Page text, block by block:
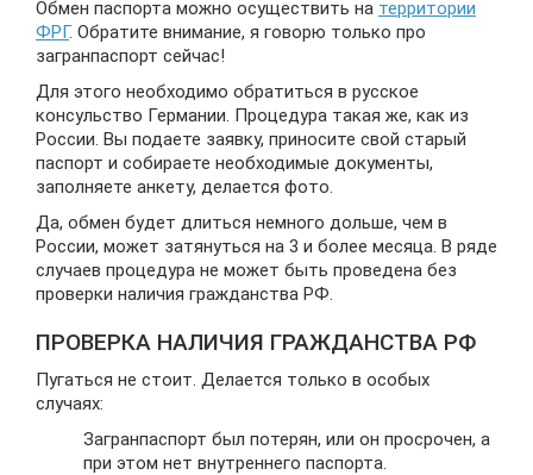
Обмен паспорта можно осуществить на территории
ФРГ. Обратите внимание, я говорю только про
загранпаспорт сейчас!
Для этого необходимо обратиться в русское
консульство Германии. Процедура такая же, как из
России. Вы подаете заявку, приносите свой старый
паспорт и собираете необходимые документы,
заполняете анкету, делается фото.
Да, обмен будет длиться немного дольше, чем в
России, может затянуться на 3 и более месяца. В ряде
случаев процедура не может быть проведена без
проверки наличия гражданства РФ.
ПРОВЕРКА НАЛИЧИЯ ГРАЖДАНСТВА РФ
Пугаться не стоит. Делается только в особых
случаях:
Загранпаспорт был потерян, или он просрочен, а
при этом нет внутреннего паспорта.